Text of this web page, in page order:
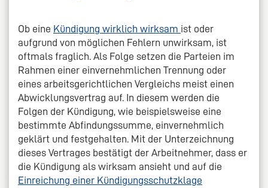
Ob eine Kündigung wirklich wirksam ist oder
aufgrund von möglichen Fehlern unwirksam, ist
oftmals fraglich. Als Folge setzen die Parteien im
Rahmen einer einvernehmlichen Trennung oder
eines arbeitsgerichtlichen Vergleichs meist einen
Abwicklungsvertrag auf. In diesem werden die
Folgen der Kündigung, wie beispielsweise eine
bestimmte Abfindungssumme, einvernehmlich
geklärt und festgehalten. Mit der Unterzeichnung
dieses Vertrages bestätigt der Arbeitnehmer, dass er
die Kündigung als wirksam ansieht und auf die
Einreichung einer Kündigungsschutzklage